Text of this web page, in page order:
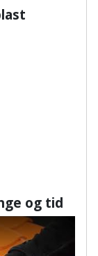
og tid